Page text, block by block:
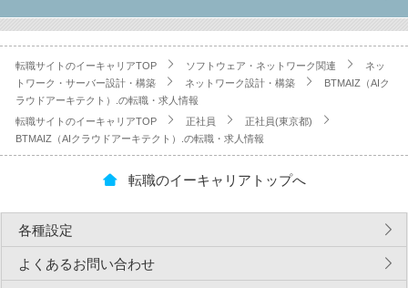
転職サイトのイーキャリアTOP ソフトウェア・ネットワーク関連
ネッ
トワーク・サーバー設計・構築
ネットワーク設計・構築
BTMAIZ（AIク
ラウドアーキテクト）.の転職・求人情報
転職サイトのイーキャリアTOP
正社員
正社員(東京都)
BTMAIZ（AIクラウドアーキテクト）.の転職・求人情報
転職のイーキャリアトップへ
各種設定
よくあるお問い合わせ